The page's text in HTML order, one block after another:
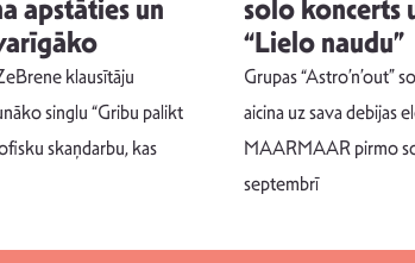
apstāties un
klausītāju
singlu “Gribu palikt
skaņdarbu, kas
solo koncerts
“Lielo naudu”
Grupas “Astro’n’out”
aicina uz sava debijas
MAARMAAR pirmo
septembrī